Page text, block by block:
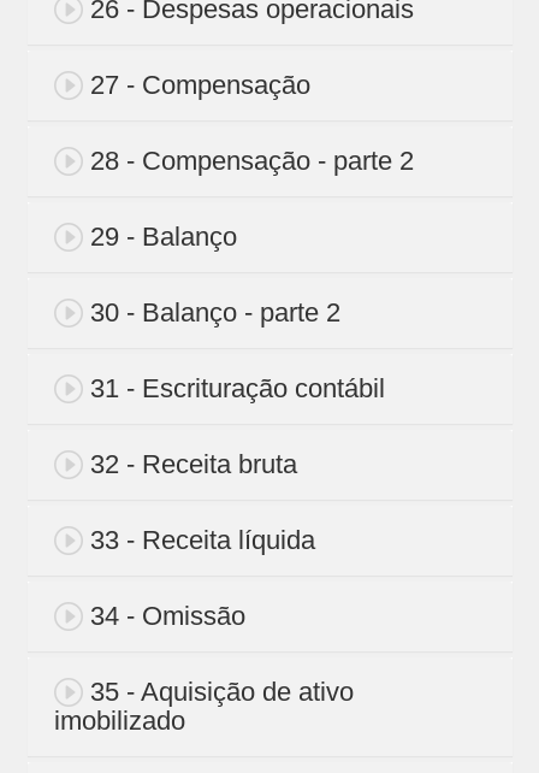
26 - Despesas operacionais
27 - Compensação
28 - Compensação - parte 2
29 - Balanço
30 - Balanço - parte 2
31 - Escrituração contábil
32 - Receita bruta
33 - Receita líquida
34 - Omissão
35 - Aquisição de ativo
imobilizado